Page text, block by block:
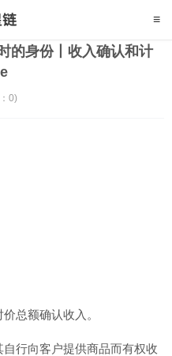
的身份丨收入确认和计
0)
总额确认收入。
行向客户提供商品而有权收